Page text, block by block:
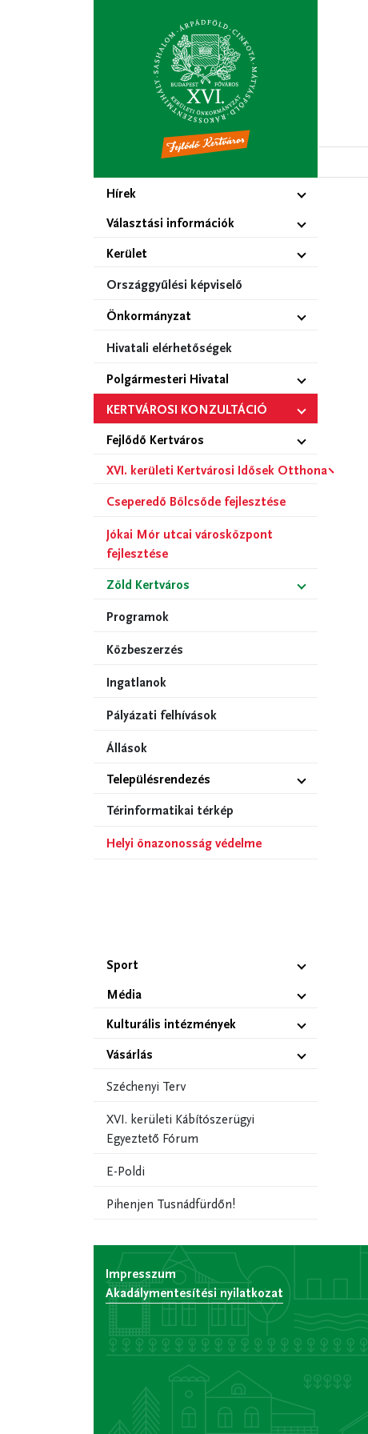
Hírek
Választási információk
Kerület
Országgyűlési képviselő
Önkormányzat
Hivatali elérhetőségek
Polgármesteri Hivatal
KERTVÁROSI KONZULTÁCIÓ
Fejlődő Kertváros
XVI. kerületi Kertvárosi Idősek Otthona
Cseperedő Bölcsőde fejlesztése
Jókai Mór utcai városközpont
fejlesztése
Zöld Kertváros
Programok
Közbeszerzés
Ingatlanok
Pályázati felhívások
Állások
Településrendezés
Térinformatikai térkép
Helyi önazonosság védelme
Sport
Média
Kulturális intézmények
Vásárlás
Széchenyi Terv
XVI. kerületi Kábítószerügyi
Egyeztető Fórum
E-Poldi
Pihenjen Tusnádfürdőn!
Impresszum
Akadálymentesítési nyilatkozat